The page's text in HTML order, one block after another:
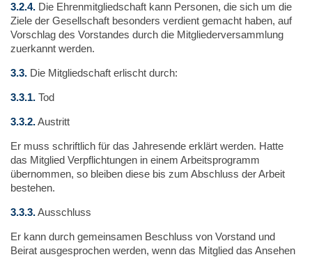
3.2.4. Die Ehrenmitgliedschaft kann Personen, die sich um die
Ziele der Gesellschaft besonders verdient gemacht haben, auf
Vorschlag des Vorstandes durch die Mitgliederversammlung
zuerkannt werden.
3.3. Die Mitgliedschaft erlischt durch:
3.3.1. Tod
3.3.2.Austritt
Er muss schriftlich für das Jahresende erklärt werden. Hatte
das Mitglied Verpflichtungen in einem Arbeitsprogramm
übernommen, so bleiben diese bis zum Abschluss der Arbeit
bestehen.
3.3.3.Ausschluss
Er kann durch gemeinsamen Beschluss von Vorstand und
Beirat ausgesprochen werden, wenn das Mitglied das Ansehen